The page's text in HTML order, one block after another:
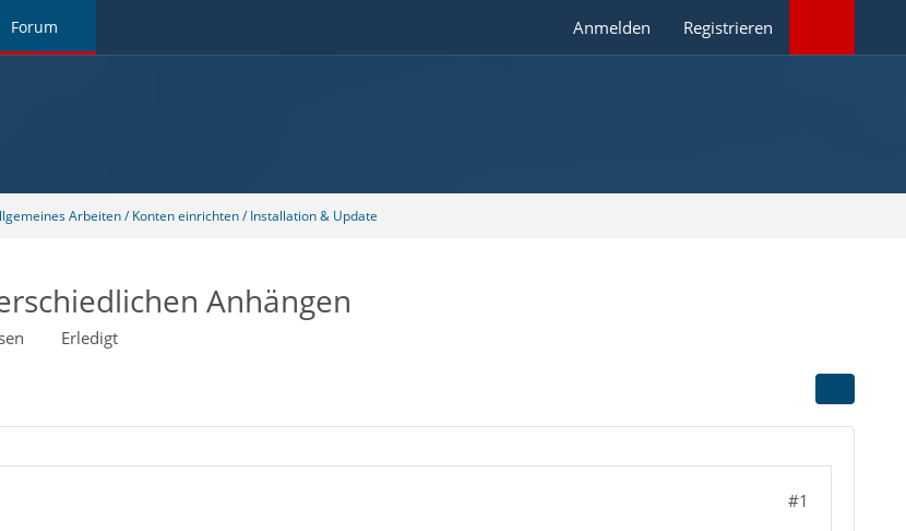
Forum Anmelden Registrieren
Arbeiten / Konten einrichten / Installation & Update
Anhängen
Erledigt
#1